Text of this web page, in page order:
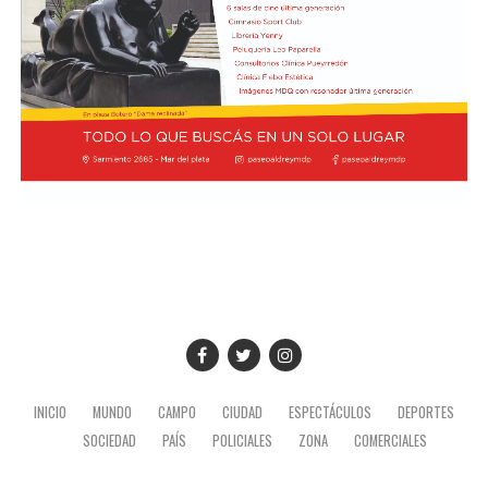
Taladrid, subrayó la importancia de la realización de la
Semana Social, que anualmente convoca la Comisión
Episcopal de la Pastoral Social, e indicó que miembros
de la entidad pyme de todo el país participarán de la
actividad.
Diab, Braida y Taladrid en la visita a la sede de la
INICIO MUNDO CAMPO CIUDAD ESPECTÁCULOS
DEPORTES
SOCIEDAD
PAÍS POLICIALES ZONA COMERCIALES